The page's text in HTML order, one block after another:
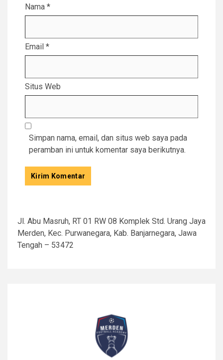
Nama *
Email *
Situs Web
Simpan nama, email, dan situs web saya pada
peramban ini untuk komentar saya berikutnya.
Jl. Abu Masruh, RT 01 RW 08 Komplek Std. Urang Jaya
Merden, Kec. Purwanegara, Kab. Banjarnegara, Jawa
Tengah – 53472